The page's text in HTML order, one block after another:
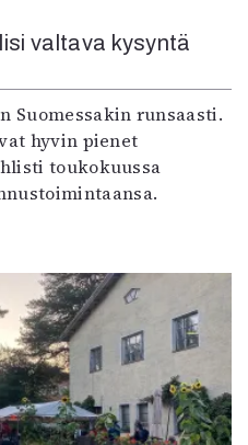
valtava kysyntä
Suomessakin runsaasti.
hyvin pienet
toukokuussa